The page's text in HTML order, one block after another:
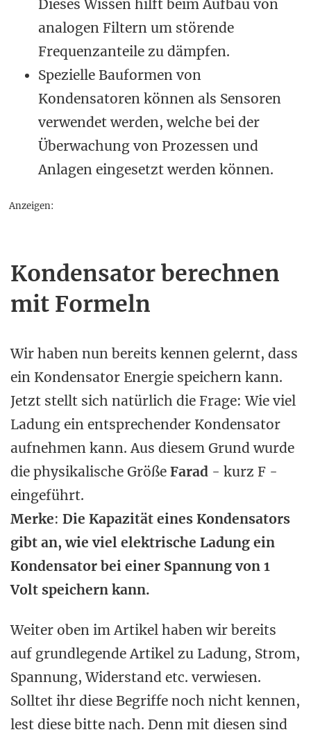
Dieses Wissen hilft beim Aufbau von
analogen Filtern um störende
Frequenzanteile zu dämpfen.
Spezielle Bauformen von
Kondensatoren können als Sensoren
verwendet werden, welche bei der
Überwachung von Prozessen und
Anlagen eingesetzt werden können.
Anzeigen:
Kondensator berechnen
mit Formeln
Wir haben nun bereits kennen gelernt, dass
ein Kondensator Energie speichern kann.
Jetzt stellt sich natürlich die Frage: Wie viel
Ladung ein entsprechender Kondensator
aufnehmen kann. Aus diesem Grund wurde
die physikalische Größe Farad - kurz F -
eingeführt.
Merke: Die Kapazität eines Kondensators
gibt an, wie viel elektrische Ladung ein
Kondensator bei einer Spannung von 1
Volt speichern kann.
Weiter oben im Artikel haben wir bereits
auf grundlegende Artikel zu Ladung, Strom,
Spannung, Widerstand etc. verwiesen.
Solltet ihr diese Begriffe noch nicht kennen,
lest diese bitte nach. Denn mit diesen sind